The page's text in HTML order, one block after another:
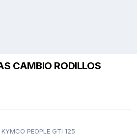
CAMBIO RODILLOS
KYMCO PEOPLE GTI 125